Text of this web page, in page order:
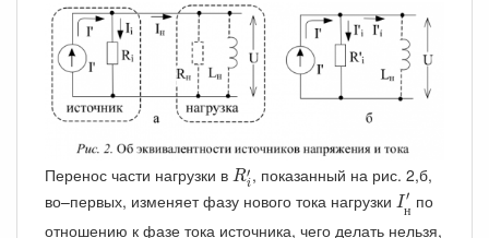
Перенос части нагрузки в R′
i
Ri, показанный на рис. 2,б,
во–первых, изменяет фазу нового тока нагрузки I ′
н
Iн по
отношению к фазе тока источника, чего делать нельзя,